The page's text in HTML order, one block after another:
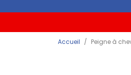
Accueil Peigne à